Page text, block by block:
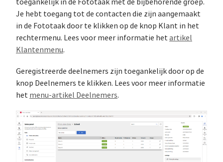
toegankelijk in de Fototaak met de bijbehorende groep.
Je hebt toegang tot de contacten die zijn aangemaakt
in de Fototaak door te klikken op de knop Klant in het
rechtermenu. Lees voor meer informatie hetartikel
Klantenmenu.
Geregistreerde deelnemers zijn toegankelijk door op de
knop Deelnemers te klikken. Lees voor meer informatie
het menu-artikel Deelnemers.